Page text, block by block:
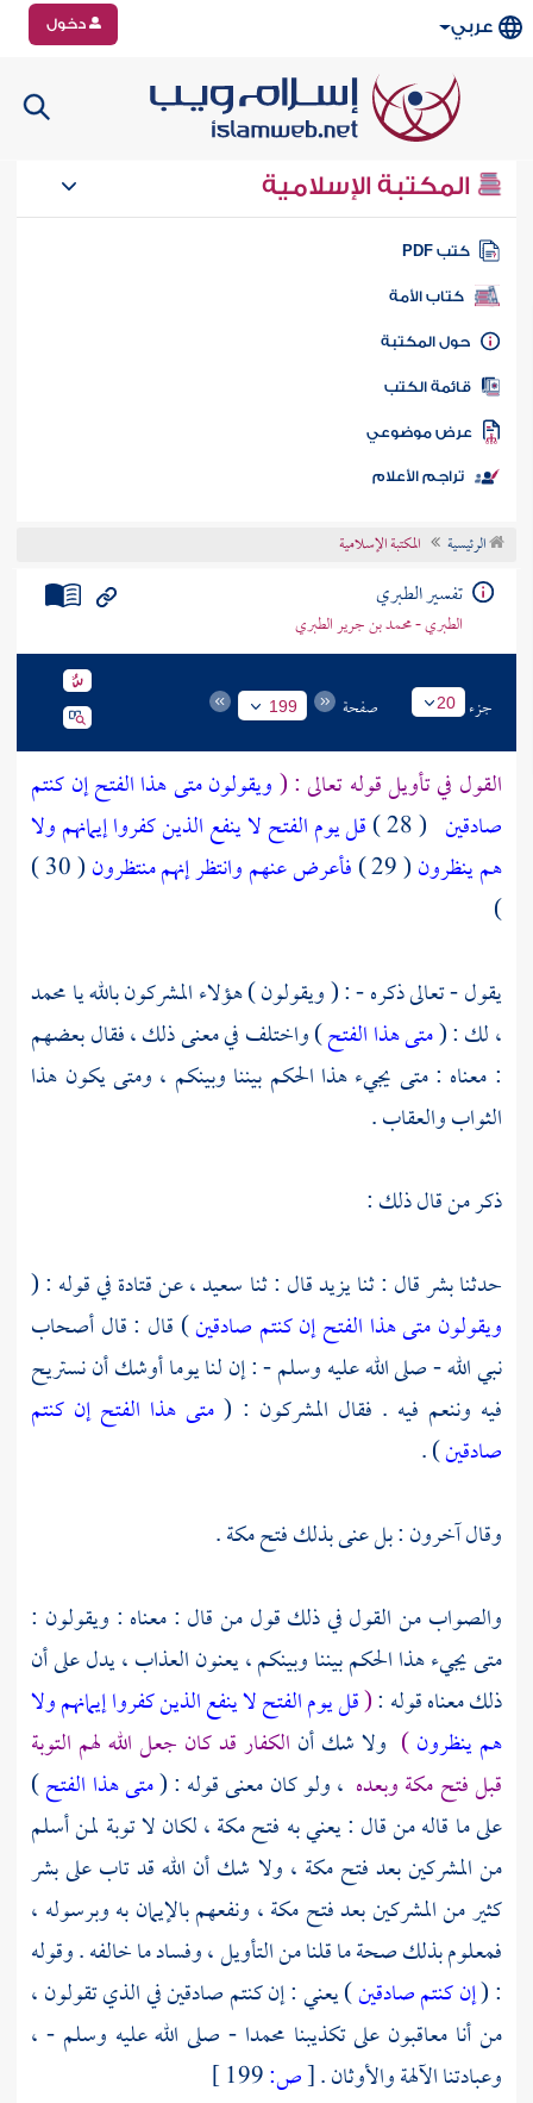
عربي دخول
المكتبة الإسلامية
كتب PDF
كتاب الأمة
المكتبة
الكتب
موضوعي
تراجم الأعلام
الرئيسية المكتبة الإسلامية
تفسير الطبري
الطبري - محمد بن جرير الطبري
جزء 20 صفحة 199
القول في تأويل قوله تعالى : (ويقولون متى هذا الفتح إن كنتم
صادقين ( 28 )
قل يوم الفتح لا ينفع الذين كفروا إيمانهم ولا
هم ينظرون( 29 ) فأعرض عنهم وانتظر إنهم منتظرون
( 30 )
)
يقول - تعالى ذكره - : ( ويقولون ) هؤلاء المشركون بالله يامحمد
،لك : (متى هذا الفتح) واختلف في معنى ذلك ، فقال بعضهم
: معناه : متى يجيء هذا الحكم بيننا وبينكم ، ومتى يكون هذا
الثواب والعقاب .
ذكر من قال ذلك :
حدثنابشرقال : ثنايزيدقال : ثنا سعيد ،عنقتادةفي قوله : (
ويقولون متى هذا الفتح إن كنتم صادقين) قال : قال أصحاب
نبي الله - صلى الله عليه وسلم - : إن لنا يوما أوشك أن نستريح
فيه وننعم فيه . فقال المشركون : ( متى هذا الفتح إن كنتم
صادقين) .
وقال آخرون : بل عنى بذلك فتحمكة.
والصواب من القول في ذلك قول من قال : معناه : ويقولون :
متى يجيء هذا الحكم بيننا وبينكم ، يعنون العذاب ، يدل على أن
ذلك معناه قوله :(قل يوم الفتح لا ينفع الذين كفروا إيمانهم ولا
هم ينظرون) ولا شك أن الكفار قد كان جعل الله لهم التوبة
قبل فتحمكةوبعده ، ولو كان معنى قوله : (متى هذا الفتح)
على ما قاله من قال : يعني به فتحمكة ،لكان لا توبة لمن أسلم
من المشركين بعد فتحمكة ، ولا شك أن الله قد تاب على بشر
كثير من المشركين بعد فتحمكة ، ونفعهم بالإيمان به وبرسوله ،
فمعلوم بذلك صحة ما قلنا من التأويل ، وفساد ما خالفه . وقوله
: (إن كنتم صادقين) يعني : إن كنتم صادقين في الذي تقولون ،
من أنا معاقبون على تكذيبنا محمدا - صلى الله عليه وسلم - ،
وعبادتنا الآلهة والأوثان .[ص: